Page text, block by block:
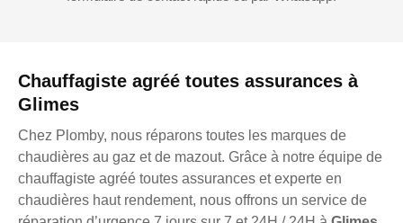
Chauffagiste agréé toutes assurances à
Glimes
Chez Plomby, nous réparons toutes les marques de
chaudières au gaz et de mazout. Grâce à notre équipe de
chauffagiste agréé toutes assurances et experte en
chaudières haut rendement, nous offrons un service de